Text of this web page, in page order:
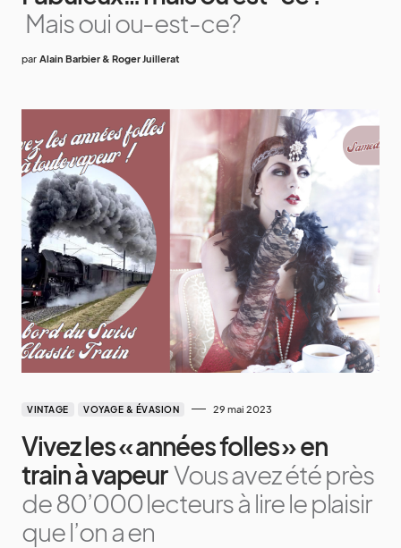
Mais oui ou-est-ce?
par Alain Barbier & Roger Juillerat
VINTAGE VOYAGE & ÉVASION 29 mai 2023
Vivez les « années folles » en
train à vapeurVous avez été près
de 80’000 lecteurs à lire le plaisir
que l’on a en